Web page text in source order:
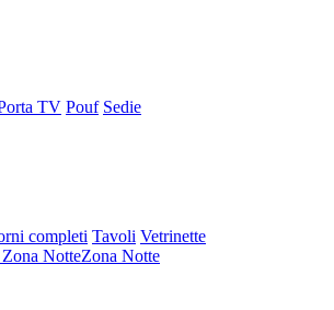
TV Pouf Sedie
completi Tavoli Vetrinette
Zona Notte